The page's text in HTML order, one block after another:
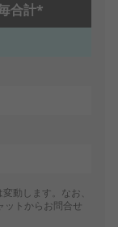
合計*
動します。なお、
トからお問合せ